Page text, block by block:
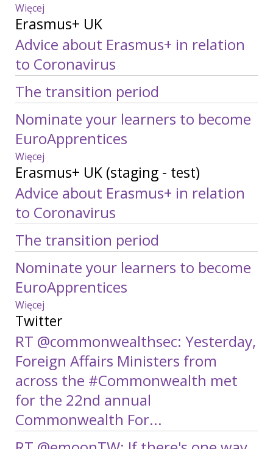
Więcej
o
Erasmus+ UK
Advice about Erasmus+ in relation
to Coronavirus
The transition period
Nominate your learners to become
EuroApprentices
Więcej
o
UK
Erasmus+ UK (staging - test)
Advice about Erasmus+ in relation
to Coronavirus
The transition period
Nominate your learners to become
EuroApprentices
Więcej
o
UK
(staging
test)
Twitter
RT @commonwealthsec: Yesterday,
Foreign Affairs Ministers from
across the #Commonwealth met
for the 22nd annual
Commonwealth For...